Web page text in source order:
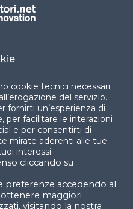
di Milano Dipartimento
cookie tecnici necessari
del servizio.
fornirti un’esperienza di
per facilitare le interazioni
e per consentirti di
mirate aderenti alle tue
interessi.
cliccando su
preferenze accedendo al
ottenere maggiori
visitando la nostra